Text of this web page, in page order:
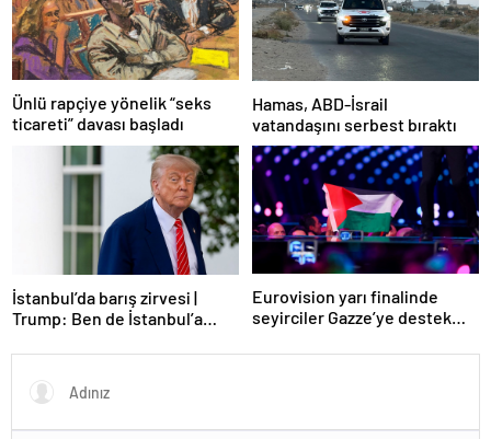
Ünlü rapçiye yönelik “seks
ticareti” davası başladı
Hamas, ABD-İsrail
vatandaşını serbest bıraktı
İstanbul’da barış zirvesi |
Trump: Ben de İstanbul’a
Eurovision yarı finalinde
seyirciler Gazze’ye destek